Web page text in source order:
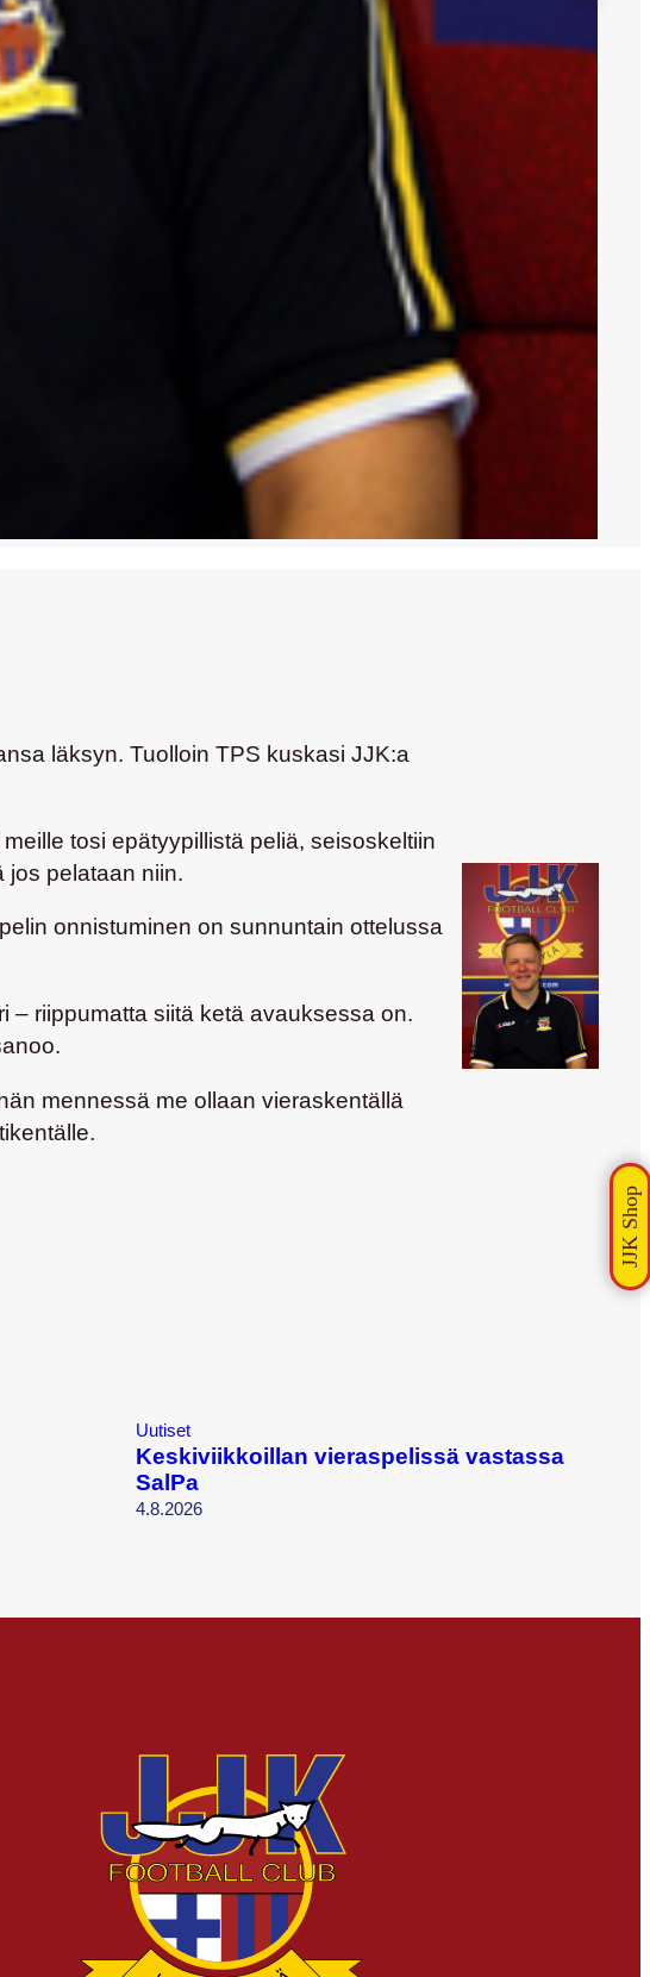
läksyn. Tuolloin TPS kuskasi JJK:a
tosi epätyypillistä peliä, seisoskeltiin
jos pelataan niin.
onnistuminen on sunnuntain ottelussa
– riippumatta siitä ketä avauksessa on.
mennessä me ollaan vieraskentällä
Uutiset
Keskiviikkoillan vieraspelissä vastassa
SalPa
4.8.2026